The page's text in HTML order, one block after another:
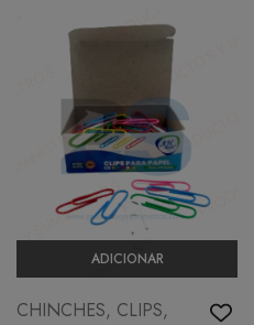
ADICIONAR
CHINCHES, CLIPS,